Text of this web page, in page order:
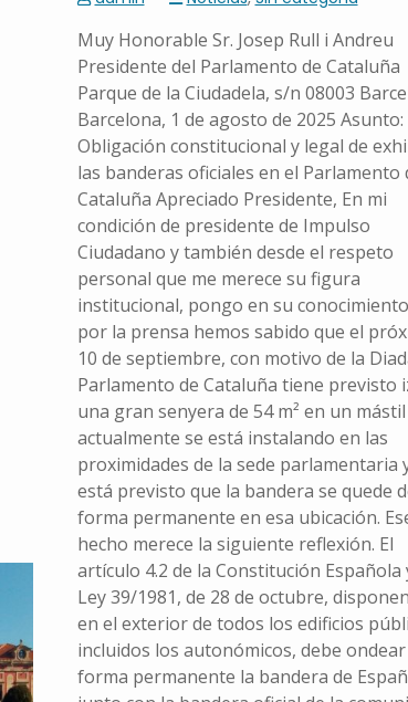
Muy Honorable Sr. Josep Rull i Andreu
Presidente del Parlamento de Cataluña
Parque de la Ciudadela, s/n 08003
Barcelona, 1 de agosto de 2025 Asunto:
Obligación constitucional y legal de
las banderas oficiales en el Parlamento
Cataluña Apreciado Presidente, En mi
condición de presidente de Impulso
Ciudadano y también desde el respeto
personal que me merece su figura
institucional, pongo en su
por la prensa hemos sabido que el
10 de septiembre, con motivo de la
Parlamento de Cataluña tiene previsto
una gran senyera de 54 m² en un
actualmente se está instalando en las
proximidades de la sede parlamentaria
está previsto que la bandera se quede
forma permanente en esa ubicación.
hecho merece la siguiente reflexión. El
artículo 4.2 de la Constitución Española
Ley 39/1981, de 28 de octubre,
en el exterior de todos los edificios
incluidos los autonómicos, debe ondear
forma permanente la bandera de